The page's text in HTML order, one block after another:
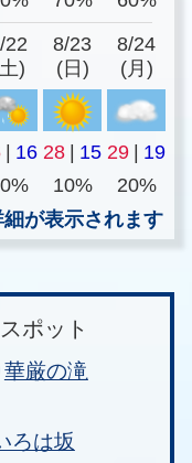
22
)
8/23
(日)
8/24
(月)
16 28 15 29
19
10%
20%
が表示されます
ポット
華厳の滝
ろは坂